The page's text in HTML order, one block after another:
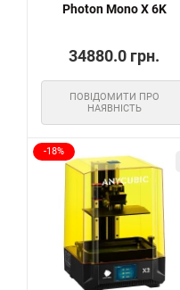
Photon Mono X 6K
34880.0 грн.
ПОВІДОМИТИ ПРО
НАЯВНІСТЬ
-18%